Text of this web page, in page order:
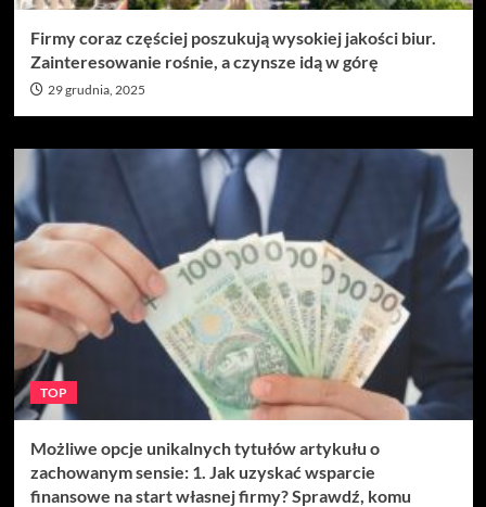
Firmy coraz częściej poszukują wysokiej jakości biur.
Zainteresowanie rośnie, a czynsze idą w górę
29 grudnia, 2025
TOP
Możliwe opcje unikalnych tytułów artykułu o
zachowanym sensie: 1. Jak uzyskać wsparcie
finansowe na start własnej firmy? Sprawdź, komu